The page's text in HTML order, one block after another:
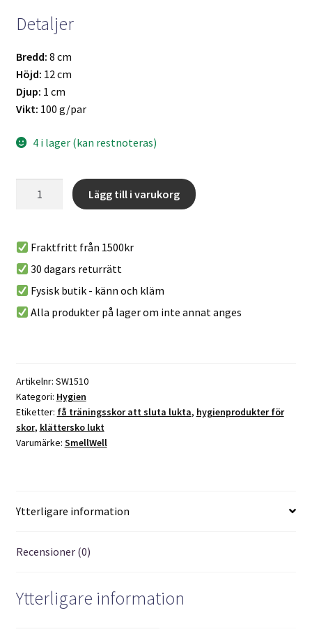
Detaljer
Bredd: 8 cm
Höjd: 12 cm
Djup: 1 cm
Vikt: 100 g/par
4 i lager (kan restnoteras)
Camo
Green
mängd
Lägg till i varukorg
A
l
t
Fraktfritt från 1500kr
30 dagars returrätt
Fysisk butik - känn och kläm
Alla produkter på lager om inte annat anges
Artikelnr: SW1510
Kategori: Hygien
Etiketter: få träningsskor att sluta lukta, hygienprodukter för
skor, klättersko lukt
Varumärke: SmellWell
Ytterligare information
Recensioner (0)
Ytterligare information